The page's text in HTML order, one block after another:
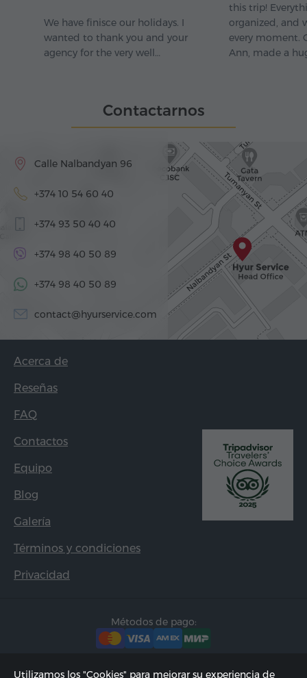
We have finisce our holidays. I
wanted to thank you and your
agency for the very well…
this trip!
organized, and
every moment.
Ann, made a
Contactarnos
Calle Nalbandyan 96
+374 10 54 60 40
+374 93 50 40 40
+374 98 40 50 89
+374 98 40 50 89
contact@hyurservice.com
Acerca de
Reseñas
FAQ
Contactos
Equipo
Blog
Galería
Términos y condiciones
Privacidad
Métodos de pago:
Utilizamos los "Cookies" para mejorar su experiencia de